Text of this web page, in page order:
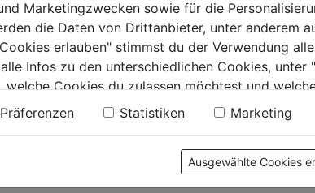
Stecknippel
0.0 (0)
Ausblaspistole m.
kratzfester Düse und
Stecknippel 59mm
0.0 (0)
5
23,99€
Marketingzwecken sowie für die
die Daten von Drittanbieter, unter anderem
erlauben" stimmst du der Verwendung
Infos zu den unterschiedlichen Cookies, unter
welche Cookies du zulassen möchtest und
findest du in unserer Datenschutzerklärung
Präferenzen Statistiken Marketing
Ausgewählte Cookies